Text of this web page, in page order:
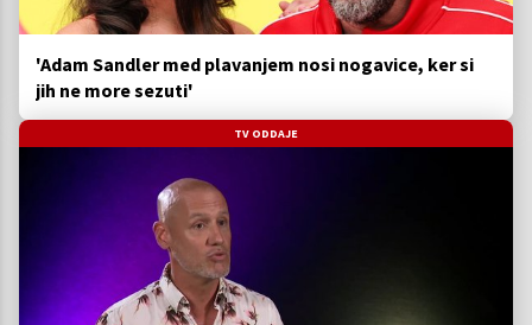
'Adam Sandler med plavanjem nosi nogavice, ker si
jih ne more sezuti'
TV ODDAJE